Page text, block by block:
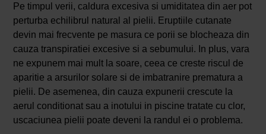
Pe timpul verii, caldura excesiva si umiditatea din aer pot
perturba echilibrul natural al pielii. Eruptiile cutanate
devin mai frecvente pe masura ce porii se blocheaza din
cauza transpiratiei excesive si a sebumului. In plus, vara
ne expunem mai mult la soare, ceea ce creste riscul de
aparitie a arsurilor solare si de imbatranire prematura a
pielii. De asemenea, din cauza expunerii crescute la
aerul conditionat sau a inotului in piscine tratate cu clor,
uscaciunea pielii poate deveni la randul ei o problema.